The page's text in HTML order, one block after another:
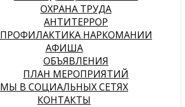
ОХРАНА ТРУДА
АНТИТЕРРОР
ПРОФИЛАКТИКА НАРКОМАНИИ
АФИША
ОБЪЯВЛЕНИЯ
ПЛАН МЕРОПРИЯТИЙ
МЫ В СОЦИАЛЬНЫХ СЕТЯХ
КОНТАКТЫ